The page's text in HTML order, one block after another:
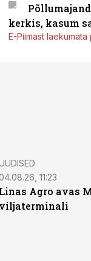
kerkis, kasum
E-Piimast
11:23
Linas Agro avas
viljaterminali